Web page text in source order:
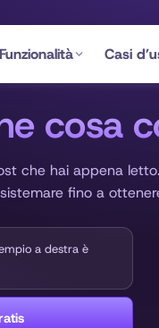
Funzionalità Casi
cosa
che hai appena
sistemare fino a
a destra è